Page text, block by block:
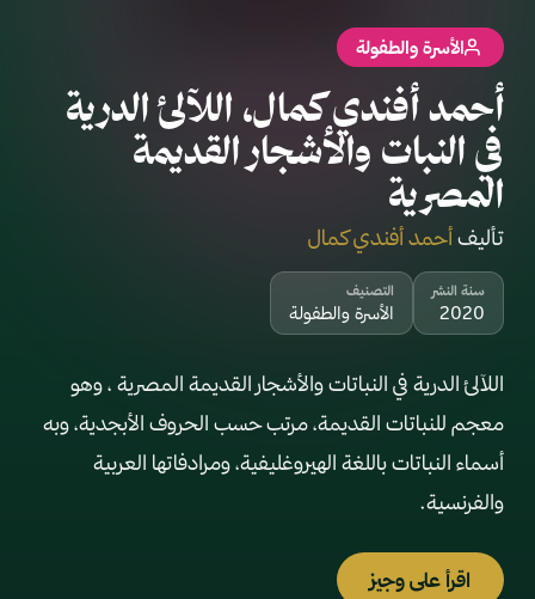
الأسرة والطفولة
أحمد أفندي كمال، اللآلئ الدرية
في النبات والأشجار القديمة
المصرية
تأليفأحمد أفندي كمال
سنة النشر
2020
التصنيف
الأسرة والطفولة
اللآلئ الدرية في النباتات والأشجار القديمة المصرية ، وهو
معجم للنباتات القديمة، مرتب حسب الحروف الأبجدية، وبه
أسماء النباتات باللغة الهيروغليفية، ومرادفاتها العربية
والفرنسية.
اقرأ على وجيز